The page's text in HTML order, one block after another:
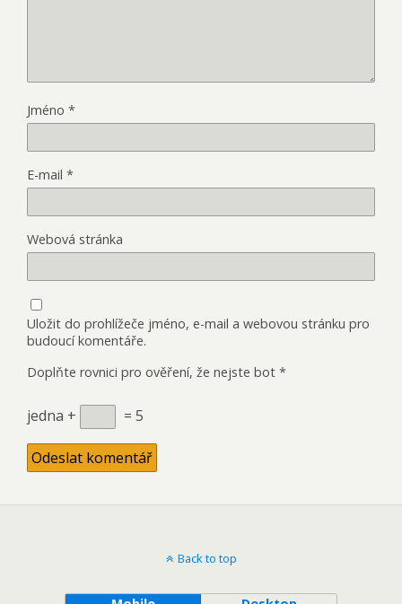
Jméno *
E-mail *
Webová stránka
Uložit do prohlížeče jméno, e-mail a webovou stránku pro
budoucí komentáře.
Doplňte rovnici pro ověření, že nejste bot *
jedna + = 5
Back to top